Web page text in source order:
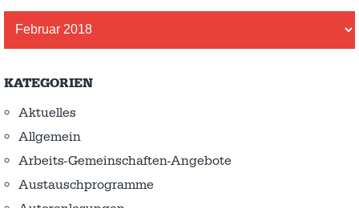
KATEGORIEN
Aktuelles
Allgemein
Arbeits-Gemeinschaften-Angebote
Austausch­programme